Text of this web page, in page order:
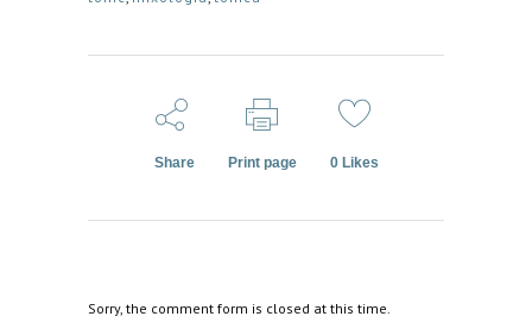
Share Print page 0Likes
Sorry, the comment form is closed at this time.